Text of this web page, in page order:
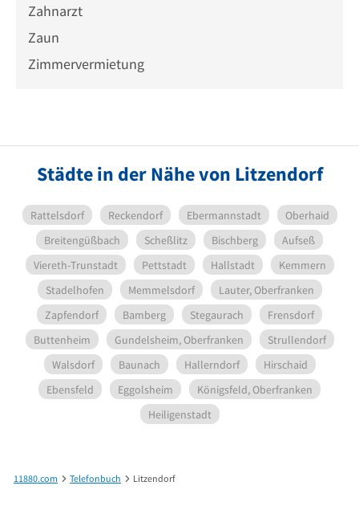
Zahnarzt
Zaun
Zimmervermietung
Städte in der Nähe von Litzendorf
Rattelsdorf Reckendorf Ebermannstadt
Oberhaid
Breitengüßbach
Scheßlitz Bischberg
Aufseß
Viereth-Trunstadt
Pettstadt Hallstadt
Kemmern
Stadelhofen
Memmelsdorf
Lauter, Oberfranken
Zapfendorf
Bamberg Stegaurach
Frensdorf
Buttenheim
Gundelsheim, Oberfranken
Strullendorf
Walsdorf
Baunach Hallerndorf
Hirschaid
Ebensfeld
Eggolsheim
Königsfeld, Oberfranken
Heiligenstadt
11880.com Telefonbuch Litzendorf